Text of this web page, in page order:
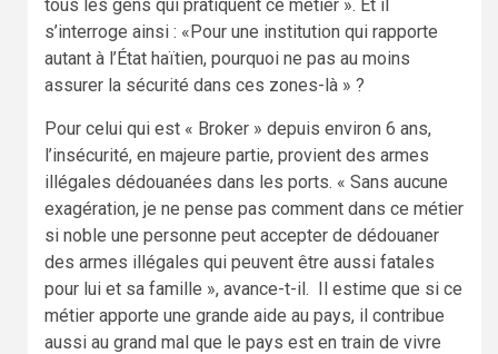
tous les gens qui pratiquent ce métier ». Et il
s’interroge ainsi : «Pour une institution qui rapporte
autant à l’État haïtien, pourquoi ne pas au moins
assurer la sécurité dans ces zones-là » ?
Pour celui qui est « Broker » depuis environ 6 ans,
l’insécurité, en majeure partie, provient des armes
illégales dédouanées dans les ports. « Sans aucune
exagération, je ne pense pas comment dans ce métier
si noble une personne peut accepter de dédouaner
des armes illégales qui peuvent être aussi fatales
pour lui et sa famille », avance-t-il. Il estime que si ce
métier apporte une grande aide au pays, il contribue
aussi au grand mal que le pays est en train de vivre